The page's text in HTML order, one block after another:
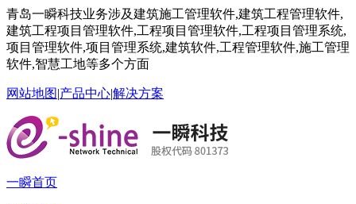
青岛一瞬科技业务涉及建筑施工管理软件,建筑工程管理软件,
建筑工程项目管理软件,工程项目管理软件,工程项目管理系统,
项目管理软件,项目管理系统,建筑软件,工程管理软件,施工管理
软件,智慧工地等多个方面
网站地图|产品中心|解决方案
一瞬首页